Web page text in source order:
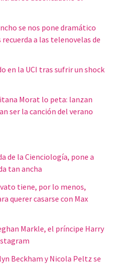
se nos pone dramático
a las telenovelas de
en la UCI tras sufrir un shock
Morat lo peta: lanzan
ser la canción del verano
de la Cienciología, pone a
tan ancha
tiene, por lo menos,
querer casarse con Max
Markle, el príncipe Harry
Beckham y Nicola Peltz se